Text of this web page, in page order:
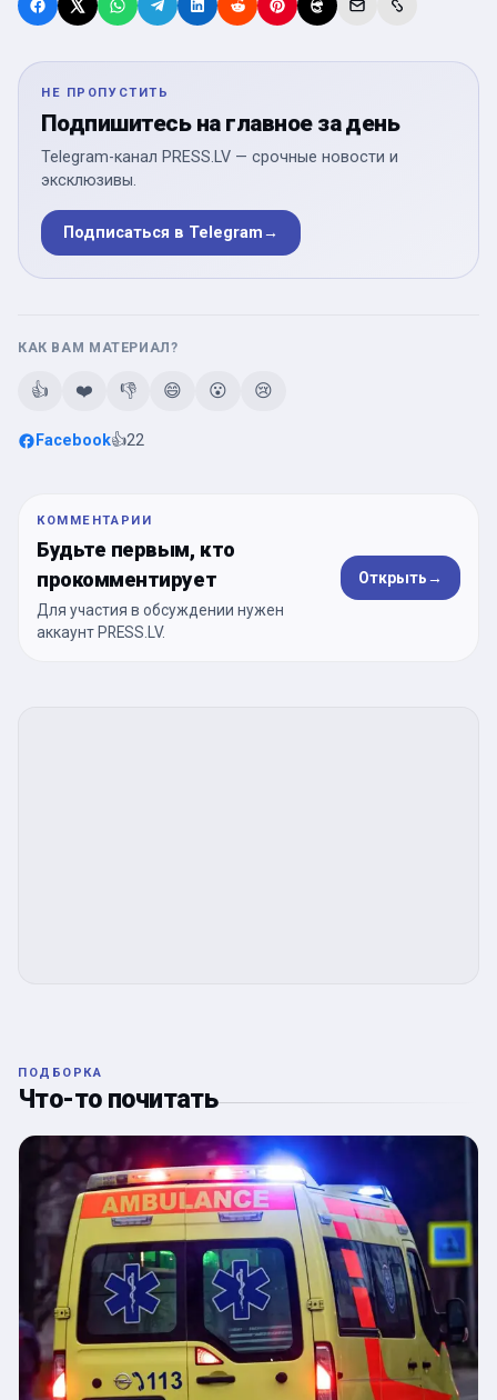
НЕ ПРОПУСТИТЬ
Подпишитесь на главное за день
Telegram-канал PRESS.LV — срочные новости и
эксклюзивы.
Подписаться в Telegram→
КАК ВАМ МАТЕРИАЛ?
👍 ❤️ 👎 😄 😮 😢
Facebook👍22
КОММЕНТАРИИ
Будьте первым, кто
прокомментирует
Для участия в обсуждении нужен
аккаунт PRESS.LV.
Открыть→
ПОДБОРКА
Что-то почитать